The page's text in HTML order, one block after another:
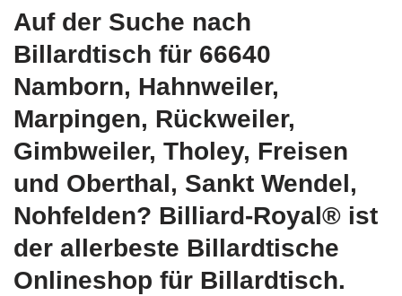
Auf der Suche nach
Billardtisch für 66640
Namborn, Hahnweiler,
Marpingen, Rückweiler,
Gimbweiler, Tholey, Freisen
und Oberthal, Sankt Wendel,
Nohfelden? Billiard-Royal® ist
der allerbeste Billardtische
Onlineshop für Billardtisch.